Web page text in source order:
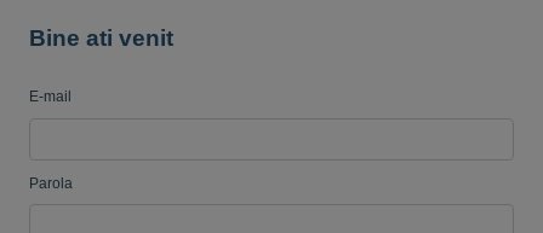
Bine ati venit
E-mail
Parola